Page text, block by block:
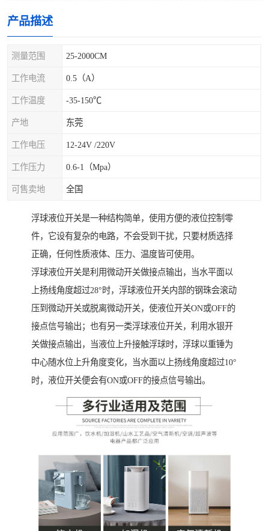
产品描述
测量范围 25-2000CM
工作电流 0.5（A）
工作温度 -35-150℃
产地 东莞
工作电压 12-24V /220V
工作压力 0.6-1（Mpa）
可售卖地 全国
浮球液位开关是一种结构简单，使用方便的液位控制零
件，它设有复杂的电路，不会受到干扰，只要材质选择
正确，任何性质液体、压力、温度皆可使用。
浮球液位开关是利用微动开关做接点输出，当水平面以
上扬线角度超过28°时，浮球液位开关内部的钢珠会滚动
压到微动开关或脱离微动开关，使液位开关ON或OFF的
接点信号输出；也有另一类浮球液位开关，利用水银开
关做接点输出，当液位上升接触浮球时，浮球以重锤为
中心随水位上升角度变化，当水面以上扬线角度超过10°
时，液位开关便会有ON或OFF的接点信号输出。